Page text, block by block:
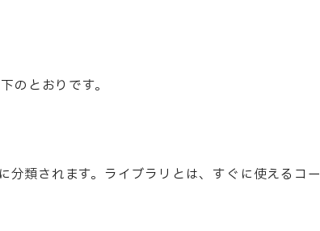
のとおりです。
類されます。ライブラリとは、すぐに使えるコー